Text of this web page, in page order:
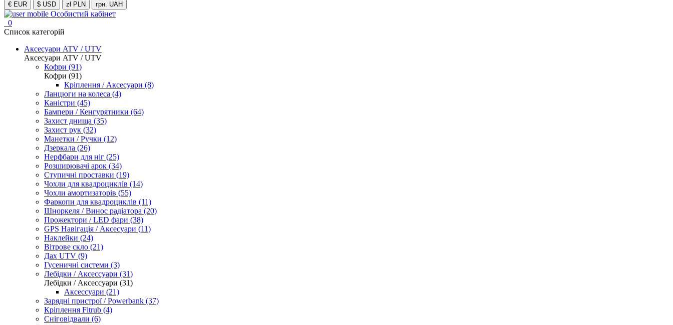
€ EUR $ USD zł PLN грн. UAH
Особистий кабінет
0
Список категорій
Аксесуари ATV / UTV
Аксесуари ATV / UTV
Кофри (91)
Кофри (91)
Кріплення / Аксесуари (8)
Ланцюги на колеса (4)
Каністри (45)
Бампери / Кенгурятники (64)
Захист днища (35)
Захист рук (32)
Манетки / Ручки (12)
Дзеркала (26)
Нерфбари для ніг (25)
Розширювачі арок (34)
Ступичні проставки (19)
Чохли для квадроциклів (14)
Чохли амортизаторів (55)
Фаркопи для квадроциклів (11)
Шноркеля / Винос радіатора (20)
Прожектори / LED фари (38)
GPS Навігація / Аксесуари (11)
Наклейки (24)
Вітрове скло (21)
Дах UTV (9)
Гусеничні системи (3)
Лебідки / Аксессуари (31)
Лебідки / Аксессуари (31)
Аксессуари (21)
Зарядні пристрої / Powerbank (37)
Кріплення Fitrub (4)
Сніговідвали (6)